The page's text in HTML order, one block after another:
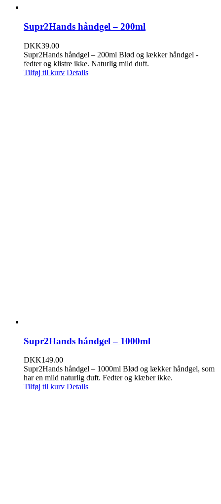
Supr2Hands håndgel – 200ml
DKK39.00
Supr2Hands håndgel – 200ml Blød og lækker håndgel -
fedter og klistre ikke. Naturlig mild duft.
Tilføj til kurv Details
Supr2Hands håndgel – 1000ml
DKK149.00
Supr2Hands håndgel – 1000ml Blød og lækker håndgel, som
har en mild naturlig duft. Fedter og klæber ikke.
Tilføj til kurv Details